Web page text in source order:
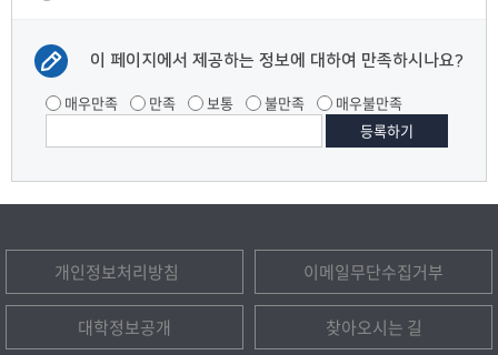
이 페이지에서 제공하는 정보에 대하여 만족하시나요?
매우만족 만족 보통 불만족 매우불만족
개인정보처리방침 이메일무단수집거부
대학정보공개 찾아오시는 길